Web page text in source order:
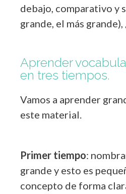
debajo, comparativo y
grande, el más grande),
Aprender
en tres tiempos.
Vamos a aprender
este material.
Primer tiempo:
grande y esto es
concepto de forma